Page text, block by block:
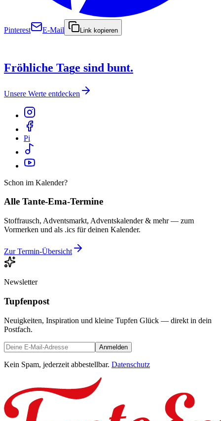
Pinterest E-Mail Link kopieren
Fröhliche Tage sind bunt.
Unsere Werte entdecken
Pi
Schon im Kalender?
Alle Tante-Ema-Termine
Stoffrausch, Adventsmarkt, Adventskalender & mehr — zum
Vormerken und als .ics für deinen Kalender.
Zur Termin-Übersicht
Newsletter
Tupfenpost
Neuigkeiten, Inspiration und kleine Tupfen Glück — direkt in dein
Postfach.
Anmelden
Kein Spam, jederzeit abbestellbar. Datenschutz